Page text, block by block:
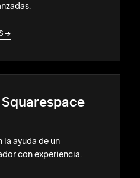
→
la ayuda de un
con experiencia.